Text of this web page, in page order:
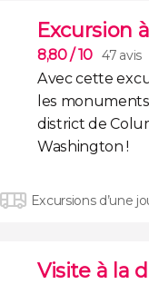
Excursion
8,80/ 10 47 avis
Avec cette
les
district de
Washington !
Excursions d’une
Visite à la